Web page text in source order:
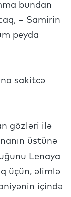
bundan
– Samirin
peyda
sakitcə
gözləri ilə
üstünə
Lenaya
üçün, əlimlə
içində